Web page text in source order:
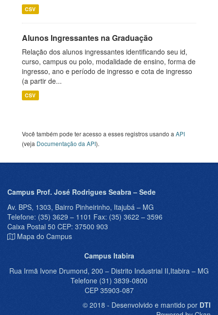
CSV
Alunos Ingressantes na Graduação
Relação dos alunos ingressantes identificando seu id,
curso, campus ou polo, modalidade de ensino, forma de
ingresso, ano e período de ingresso e cota de ingresso
(a partir de...
CSV
Você também pode ter acesso a esses registros usando a API
(veja Documentação da API).
Campus Prof. José Rodrigues Seabra – Sede
Av. BPS, 1303, Bairro Pinheirinho, Itajubá – MG
Telefone: (35) 3629 – 1101 Fax: (35) 3622 – 3596
Caixa Postal 50 CEP: 37500 903
Mapa do Campus
Campus Itabira
Rua Irmã Ivone Drumond, 200 – Distrito Industrial II,Itabira – MG
Telefone (31) 3839-0800
CEP 35903-087
© 2018 - Desenvolvido e mantido por DTI